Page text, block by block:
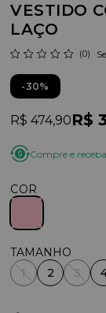
VESTIDO
LAÇO
(0)
30%
R$ 474,90R$
Compre e
COR
1 2 3